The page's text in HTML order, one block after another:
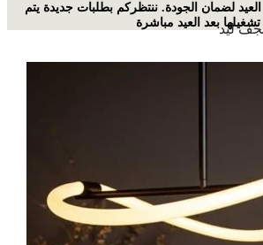
العيد لضمان الجودة. ننتظركم بطلبات جديدة يتم
تشغيلها بعد العيد مباشرة
ليد